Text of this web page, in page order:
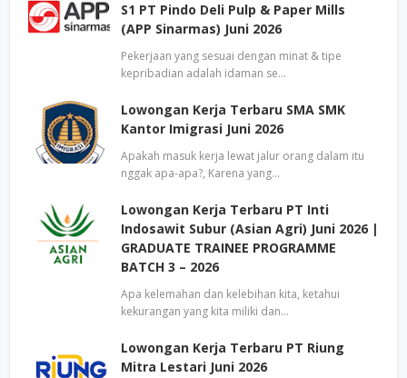
S1 PT Pindo Deli Pulp & Paper Mills
(APP Sinarmas) Juni 2026
Pekerjaan yang sesuai dengan minat & tipe
kepribadian adalah idaman se…
Lowongan Kerja Terbaru SMA SMK
Kantor Imigrasi Juni 2026
Apakah masuk kerja lewat jalur orang dalam itu
nggak apa-apa?, Karena yang…
Lowongan Kerja Terbaru PT Inti
Indosawit Subur (Asian Agri) Juni 2026 |
GRADUATE TRAINEE PROGRAMME
BATCH 3 – 2026
Apa kelemahan dan kelebihan kita, ketahui
kekurangan yang kita miliki dan…
Lowongan Kerja Terbaru PT Riung
Mitra Lestari Juni 2026